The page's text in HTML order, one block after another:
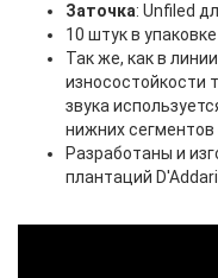
Заточка: Unfiled
10 штук в упаковке
Так же, как в
износостойкости
звука
нижних сегментов
Разработаны и
плантаций